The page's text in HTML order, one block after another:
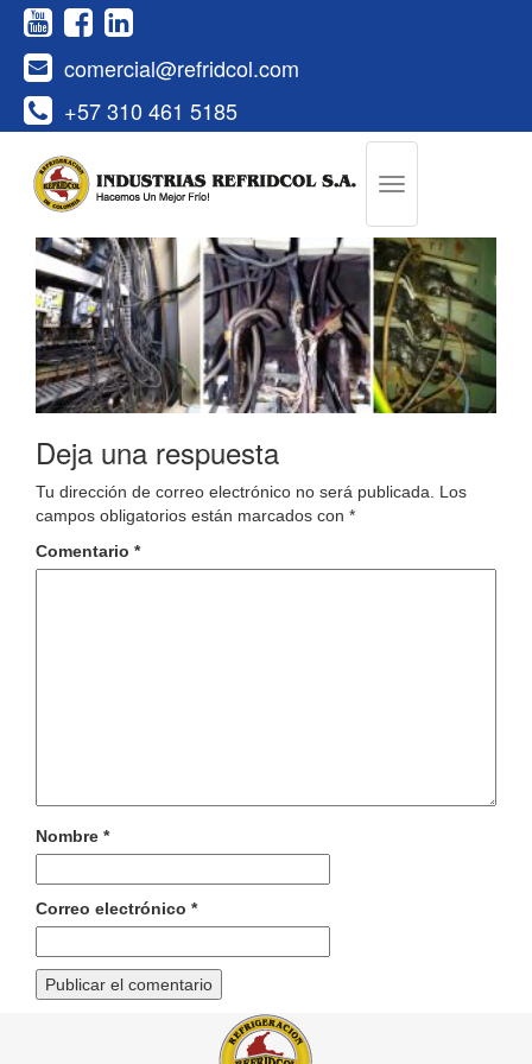
+57 310 461 5185
comercial@refridcol.com
Deja una respuesta
Tu dirección de correo electrónico no será publicada. Los
campos obligatorios están marcados con *
Comentario *
Nombre *
Correo electrónico *